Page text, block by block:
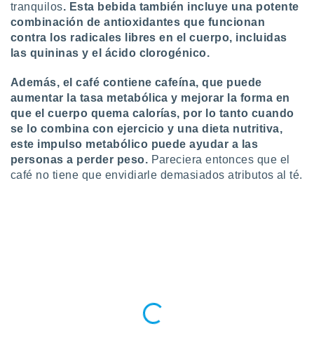
uso de
con el
e
mediante
publicidad
publicidad
tranquilos. Esta bebida también incluye una potente
combinación de antioxidantes que funcionan
contra los radicales libres en el cuerpo, incluidas
las quininas y el ácido clorogénico.
Además, el café contiene cafeína, que puede
aumentar la tasa metabólica y mejorar la forma en
que el cuerpo quema calorías, por lo tanto cuando
se lo combina con ejercicio y una dieta nutritiva,
este impulso metabólico puede ayudar a las
personas a perder peso. Pareciera entonces que el
café no tiene que envidiarle demasiados atributos al té.